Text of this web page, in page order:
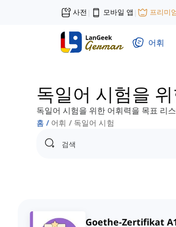
사전 | 모바일 앱 | 프리미
어휘
독일어 시험을
독일어 시험을 위한 어휘력을 목표 리
홈 어휘 독일어 시험
Goethe-Zertifikat